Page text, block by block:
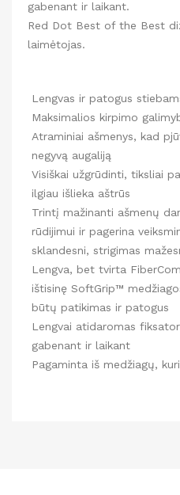
gabenant ir laikant.
Red Dot Best of the Best
laimėtojas.
Lengvas ir patogus
Maksimalios kirpimo
Atraminiai ašmenys, kad
negyvą augaliją
Visiškai užgrūdinti, tiksliai
ilgiau išlieka aštrūs
Trintį mažinanti ašmenų
rūdijimui ir pagerina
sklandesni, strigimas
Lengva, bet tvirta
ištisinę SoftGrip™
būtų patikimas ir patogus
Lengvai atidaromas
gabenant ir laikant
Pagaminta iš medžiagų,